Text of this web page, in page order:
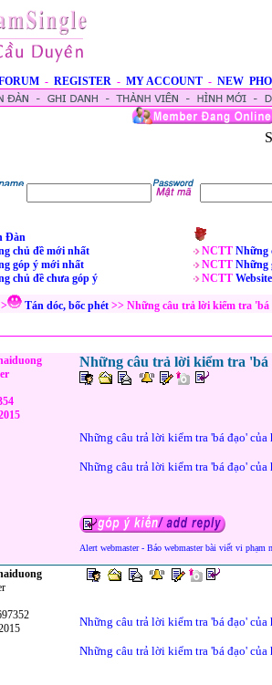
- REGISTER - MY ACCOUNT - NEW
Đàn
chủ đề mới nhất
góp ý mới nhất
chủ đề chưa góp ý
NCTT Những
NCTT Những
NCTT Website
> Tán dóc, bốc phét >> Những câu trả lời kiểm tra 'bá
Những câu trả lời kiểm tra 'bá
Những câu trả lời kiểm tra 'bá đạo' của
Những câu trả lời kiểm tra 'bá đạo' của
Alert webmaster - Báo webmaster bài viết vi phạm
Những câu trả lời kiểm tra 'bá đạo' của
Những câu trả lời kiểm tra 'bá đạo' của